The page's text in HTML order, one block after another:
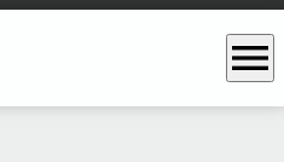
menu